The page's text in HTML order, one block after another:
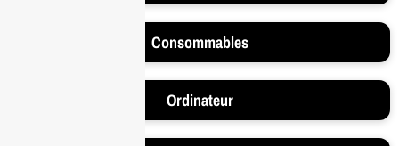
Consommables
Ordinateur